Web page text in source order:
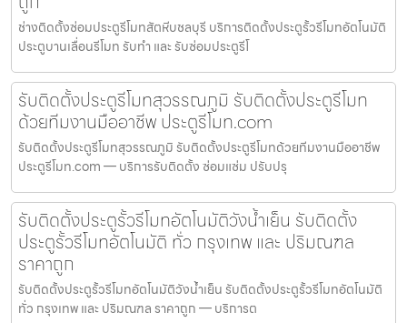
ช่างติดตั้งซ่อมประตูรีโมทสัตหีบชลบุรี บริการติดตั้งประตูรั้วรีโมทอัตโนมัติ
ประตูบานเลื่อนรีโมท รับทำ และ รับซ่อมประตูรีโ
รับติดตั้งประตูรีโมทสุวรรณภูมิ รับติดตั้งประตูรีโมท
ด้วยทีมงานมืออาชีพ ประตูรีโมท.com
รับติดตั้งประตูรีโมทสุวรรณภูมิ รับติดตั้งประตูรีโมทด้วยทีมงานมืออาชีพ
ประตูรีโมท.com — บริการรับติดตั้ง ซ่อมแซ่ม ปรับปรุ
รับติดตั้งประตูรั้วรีโมทอัตโนมัติวังน้ำเย็น รับติดตั้ง
ประตูรั้วรีโมทอัตโนมัติ ทั่ว กรุงเทพ และ ปริมณฑล
ราคาถูก
รับติดตั้งประตูรั้วรีโมทอัตโนมัติวังน้ำเย็น รับติดตั้งประตูรั้วรีโมทอัตโนมัติ
ทั่ว กรุงเทพ และ ปริมณฑล ราคาถูก — บริการต